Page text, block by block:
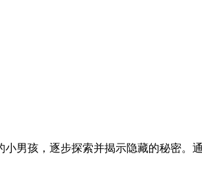
男孩，逐步探索并揭示隐藏的秘密。